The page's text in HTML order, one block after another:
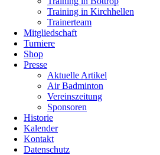
Training in Kirchhellen
Trainerteam
Mitgliedschaft
Turniere
Shop
Presse
Aktuelle Artikel
Air Badminton
Vereinszeitung
Sponsoren
Historie
Kalender
Kontakt
Datenschutz